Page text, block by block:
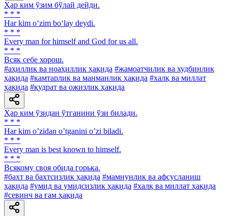
Ҳар ким ўзим бўлай дейди.
* * *
Har kim o‘zim bo‘lay deydi.
* * *
Every man for himself and God for us all.
* * *
Всяк себе хорош.
#аҳиллик ва ноаҳиллик ҳақида #жамоатчилик ва худбинлик
ҳақида #камтарлик ва манманлик ҳақида #халқ ва миллат
ҳақида #қудрат ва ожизлик ҳақида
Ҳар ким ўзидан ўтганини ўзи билади.
* * *
Har kim oʼzidan oʼtganini oʼzi biladi.
* * *
Every man is best known to himself.
* * *
Всякому своя обида горька.
#бахт ва бахтсизлик ҳақида #мамнунлик ва афсусланиш
ҳақида #умид ва умидсизлик ҳақида #халқ ва миллат ҳақида
#севинч ва ғам ҳақида